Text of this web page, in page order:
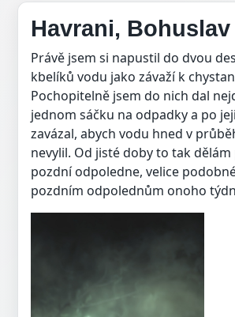
Havrani,
Právě jsem si napustil do dvou
kbelíků vodu jako závaží k
Pochopitelně jsem do nich dal
jednom sáčku na odpadky a po
zavázal, abych vodu hned v
nevylil. Od jisté doby to tak dělám
pozdní odpoledne, velice
pozdním odpolednům onoho